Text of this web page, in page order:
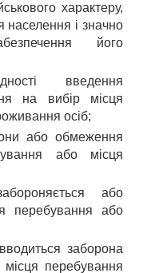
характеру,
населення і значно
його
введення
на вибір місця
осіб;
або обмеження
або місця
або
перебування або
заборона
перебування